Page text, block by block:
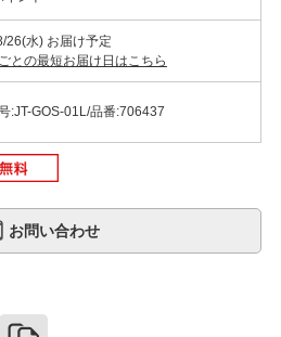
26(水) お届け予定
との最短お届け日はこちら
:JT-GOS-01L/品番:706437